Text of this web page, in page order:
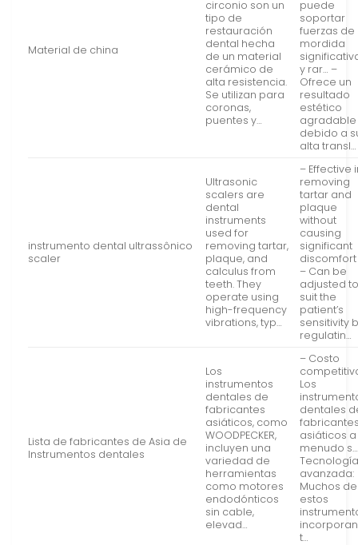
Material de china
circonio son un
tipo de
restauración
dental hecha
de un material
cerámico de
alta resistencia.
Se utilizan para
coronas,
puentes y…
puede
soportar
fuerzas de
mordida
y rar… –
Ofrece un
resultado
estético
agradable
debido a
alta transl…
instrumento dental ultrassônico
scaler
Ultrasonic
scalers are
dental
instruments
used for
removing tartar,
plaque, and
calculus from
teeth. They
operate using
high-frequency
vibrations, typ…
– Effective
removing
tartar and
plaque
without
causing
significant
discomfort
– Can be
adjusted
suit the
patient’s
sensitivity
regulatin…
Lista de fabricantes de Asia de
Instrumentos dentales
Los
instrumentos
dentales de
fabricantes
asiáticos, como
WOODPECKER,
incluyen una
variedad de
herramientas
como motores
endodónticos
sin cable,
elevad…
– Costo
Los
dentales
asiáticos a
menudo
avanzada:
Muchos de
estos
incorporan
t…